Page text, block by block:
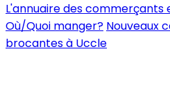
L'annuaire des
Où/Quoi manger? Nouveaux
brocantes à Uccle